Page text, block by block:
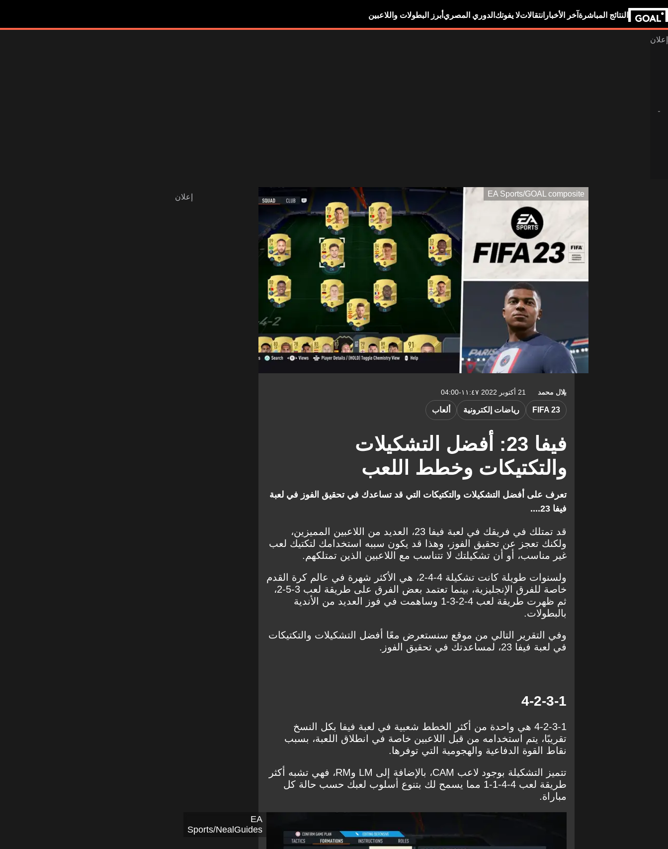
النتائج المباشرة آخر الأخبار انتقالاتلا يفوتك الدوري المصري أبرز البطولات واللاعبين
EA Sports/GOAL composite
بلال محمد 21 أكتوبر 2022 ١١:٤٧-04:00
فيفا 23: أفضل التشكيلات
والتكتيكات وخطط اللعب
FIFA 23 رياضات إلكترونية ألعاب
تعرف على أفضل التشكيلات والتكتيكات التي قد تساعدك في تحقيق الفوز في لعبة
فيفا 23....
قد تمتلك في فريقك في لعبة فيفا 23، العديد من اللاعبين المميزين،
ولكنك تعجز عن تحقيق الفوز، وهذا قد يكون سببه استخدامك لتكتيك لعب
غير مناسب، أو أن تشكيلتك لا تتناسب مع اللاعبين الذين تمتلكهم.
ولسنوات طويلة كانت تشكيلة 4-4-2، هي الأكثر شهرة في عالم كرة القدم
خاصة للفرق الإنجليزية، بينما تعتمد بعض الفرق على طريقة لعب 3-5-2،
ثم ظهرت طريقة لعب 4-2-3-1 وساهمت في فوز العديد من الأندية
بالبطولات.
وفي التقرير التالي من موقع سنستعرض معًا أفضل التشكيلات والتكتيكات
في لعبة فيفا 23، لمساعدتك في تحقيق الفوز.
4-2-3-1
4-2-3-1 هي واحدة من أكثر الخطط شعبية في لعبة فيفا بكل النسخ
تقريبًا، يتم استخدامه من قبل اللاعبين خاصة في انطلاق اللعبة، بسبب
نقاط القوة الدفاعية والهجومية التي توفرها.
تتميز التشكيلة بوجود لاعب CAM، بالإضافة إلى LM وRM، فهي تشبه أكثر
طريقة لعب 4-4-1-1 مما يسمح لك بتنوع أسلوب لعبك حسب حالة كل
مباراة.
EA
Sports/NealGuides